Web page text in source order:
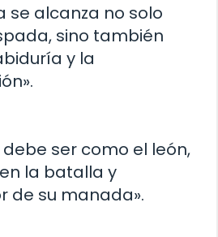
se alcanza no solo
sino también
y la
debe ser como el león,
la batalla y
de su manada».